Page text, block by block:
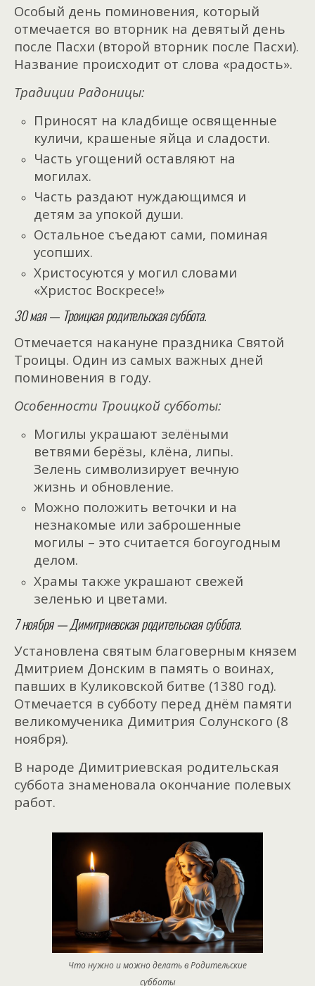
Особый день поминовения, который
отмечается во вторник на девятый день
после Пасхи (второй вторник после Пасхи).
Название происходит от слова «радость».
Традиции Радоницы:
Приносят на кладбище освященные
куличи, крашеные яйца и сладости.
Часть угощений оставляют на
могилах.
Часть раздают нуждающимся и
детям за упокой души.
Остальное съедают сами, поминая
усопших.
Христосуются у могил словами
«Христос Воскресе!»
30 мая — Троицкая родительская суббота.
Отмечается накануне праздника Святой
Троицы. Один из самых важных дней
поминовения в году.
Особенности Троицкой субботы:
Могилы украшают зелёными
ветвями берёзы, клёна, липы.
Зелень символизирует вечную
жизнь и обновление.
Можно положить веточки и на
незнакомые или заброшенные
могилы – это считается богоугодным
делом.
Храмы также украшают свежей
зеленью и цветами.
7 ноября — Димитриевская родительская суббота.
Установлена святым благоверным князем
Дмитрием Донским в память о воинах,
павших в Куликовской битве (1380 год).
Отмечается в субботу перед днём памяти
великомученика Димитрия Солунского (8
ноября).
В народе Димитриевская родительская
суббота знаменовала окончание полевых
работ.
Что нужно и можно делать в Родительские
субботы